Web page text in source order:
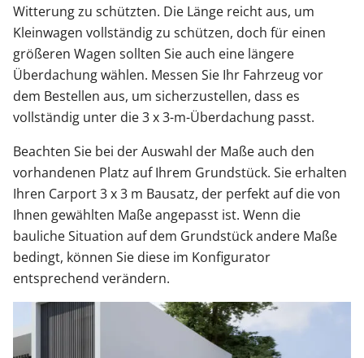
Witterung zu schützten. Die Länge reicht aus, um
Kleinwagen vollständig zu schützen, doch für einen
größeren Wagen sollten Sie auch eine längere
Überdachung wählen. Messen Sie Ihr Fahrzeug vor
dem Bestellen aus, um sicherzustellen, dass es
vollständig unter die 3 x 3-m-Überdachung passt.
Beachten Sie bei der Auswahl der Maße auch den
vorhandenen Platz auf Ihrem Grundstück. Sie erhalten
Ihren Carport 3 x 3 m Bausatz, der perfekt auf die von
Ihnen gewählten Maße angepasst ist. Wenn die
bauliche Situation auf dem Grundstück andere Maße
bedingt, können Sie diese im Konfigurator
entsprechend verändern.